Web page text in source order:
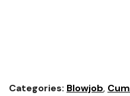
Categories: Blowjob,